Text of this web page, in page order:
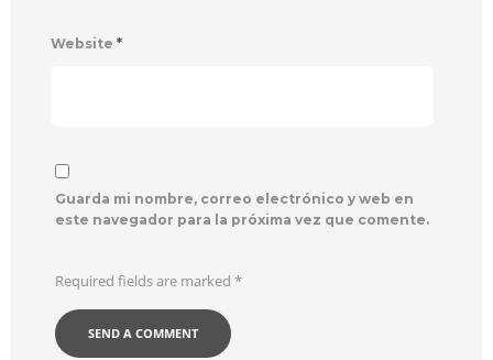
Website *
Guarda mi nombre, correo electrónico y web en
este navegador para la próxima vez que comente.
Required fields are marked *